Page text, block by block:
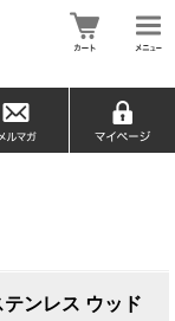
テンレス ウッド